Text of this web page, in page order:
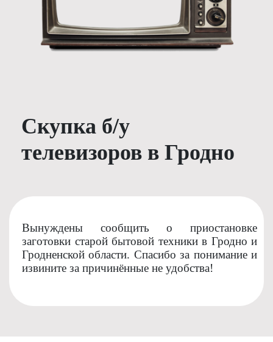
Скупка б/у
телевизоров в Гродно
Вынуждены сообщить о приостановке
заготовки старой бытовой техники в Гродно и
Гродненской области. Спасибо за понимание и
извините за причинённые не удобства!